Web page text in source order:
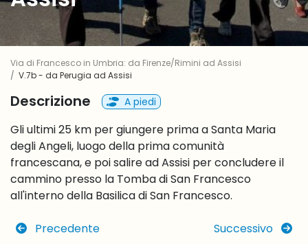
Via di Francesco in Umbria: da Firenze/Rimini ad Assisi
V.7b - da Perugia ad Assisi
Descrizione A piedi
Gli ultimi 25 km per giungere prima a Santa Maria
degli Angeli, luogo della prima comunità
francescana, e poi salire ad Assisi per concludere il
cammino presso la Tomba di San Francesco
all'interno della Basilica di San Francesco.
Precedente Successivo